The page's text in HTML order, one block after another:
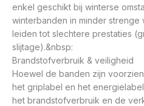
enkel geschikt bij winterse
winterbanden in minder strenge
leiden tot slechtere prestaties
slijtage).&nbsp:
Brandstofverbruik & veiligheid
Hoewel de banden zijn
het griplabel en het
het brandstofverbruik en de